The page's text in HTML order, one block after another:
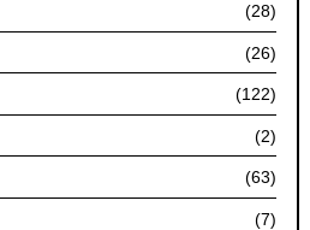
(28)
(26)
(122)
(2)
(63)
(7)